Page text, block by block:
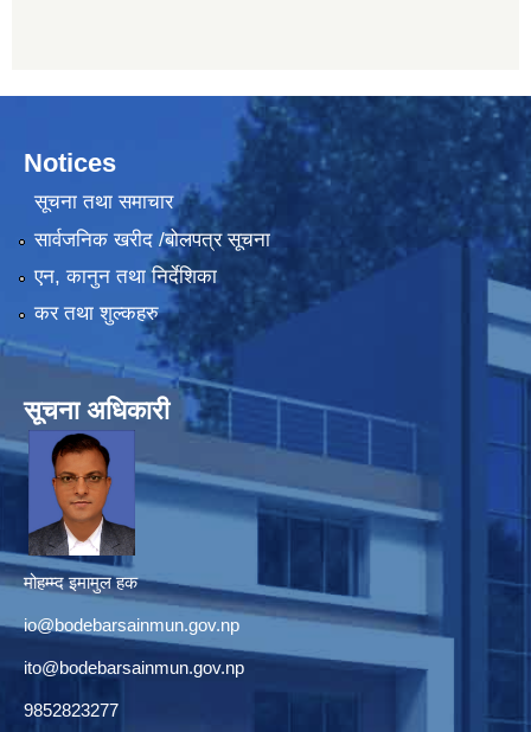
Notices
सूचना तथा समाचार
सार्वजनिक खरीद /बोलपत्र सूचना
एन, कानुन तथा निर्देशिका
कर तथा शुल्कहरु
सूचना अधिकारी
मोहम्म्द इमामुल हक
io@bodebarsainmun.gov.np
ito@bodebarsainmun.gov.np
9852823277